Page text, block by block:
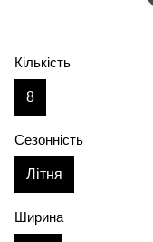
Кількість
8
Сезонність
Літня
Ширина